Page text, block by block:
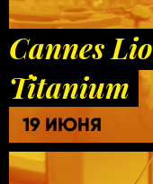
Cannes
Titanium
19 ИЮНЯ